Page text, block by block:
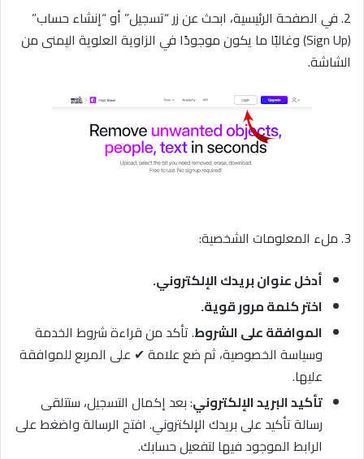
2. في الصفحة الرئيسية، ابحث عن زر “تسجيل” أو “إنشاء حساب”
(Sign Up) وغالبًا ما يكون موجودًا في الزاوية العلوية اليمنى من
الشاشة.
3. ملء المعلومات الشخصية:
أدخل عنوان بريدك الإلكتروني.
اختر كلمة مرور قوية.
الموافقة على الشروط. تأكد من قراءة شروط الخدمة
وسياسة الخصوصية، ثم ضع علامة ✔ على المربع للموافقة
عليها.
تأكيد البريد الإلكتروني: بعد إكمال التسجيل، ستتلقى
رسالة تأكيد على بريدك الإلكتروني. افتح الرسالة واضغط على
الرابط الموجود فيها لتفعيل حسابك.